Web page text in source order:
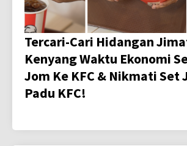
Tercari-Cari Hidangan
Kenyang Waktu Ekonomi
Jom Ke KFC & Nikmati Set
Padu KFC!